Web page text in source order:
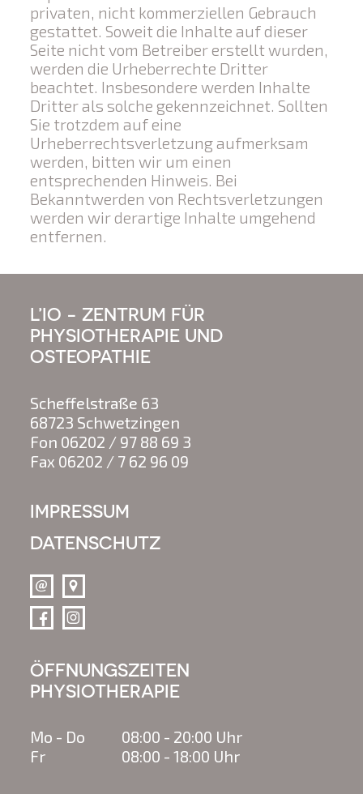
privaten, nicht kommerziellen Gebrauch
gestattet. Soweit die Inhalte auf dieser
Seite nicht vom Betreiber erstellt wurden,
werden die Urheberrechte Dritter
beachtet. Insbesondere werden Inhalte
Dritter als solche gekennzeichnet. Sollten
Sie trotzdem auf eine
Urheberrechtsverletzung aufmerksam
werden, bitten wir um einen
entsprechenden Hinweis. Bei
Bekanntwerden von Rechtsverletzungen
werden wir derartige Inhalte umgehend
entfernen.
L’IO - ZENTRUM FÜR
PHYSIOTHERAPIE UND
OSTEOPATHIE
Scheffelstraße 63
68723 Schwetzingen
Fon 06202 / 97 88 69 3
Fax 06202 / 7 62 96 09
IMPRESSUM
DATENSCHUTZ
ÖFFNUNGSZEITEN
PHYSIOTHERAPIE
Mo - Do
08:00 - 20:00 Uhr
Fr
08:00 - 18:00 Uhr